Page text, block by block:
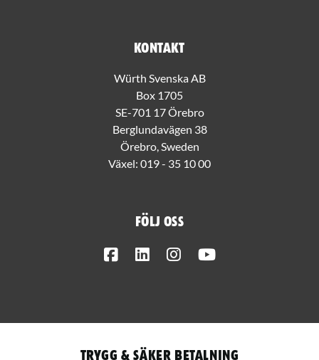
Kontakt
Würth Svenska AB
Box 1705
SE-701 17 Örebro
Berglundavägen 38
Örebro, Sweden
Växel: 019 - 35 10 00
Följ oss
FacebookLinkedInInstagram
Trygg & säker betalning